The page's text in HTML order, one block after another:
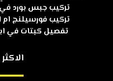
تركيب جبس بورد في عجمان
تركيب فورسيلنج ام
تفصيل كبتات في ابوظبي